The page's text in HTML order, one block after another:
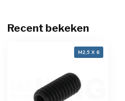
Recent bekeken
M2,5 X 6